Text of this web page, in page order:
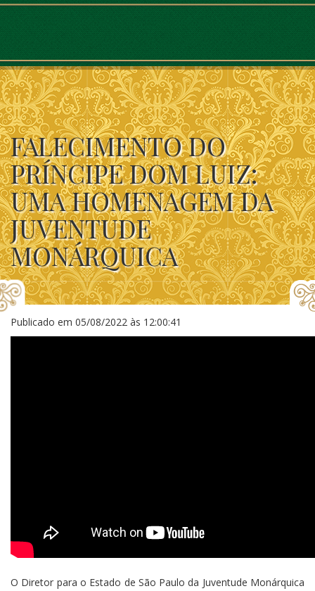
FALECIMENTO DO
PRÍNCIPE DOM LUIZ:
UMA HOMENAGEM DA
JUVENTUDE
MONÁRQUICA
Publicado em 05/08/2022 às 12:00:41
O Diretor para o Estado de São Paulo da Juventude Monárquica